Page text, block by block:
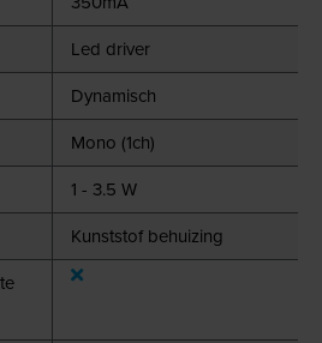
Led driver
Dynamisch
Mono (1ch)
1 - 3.5 W
Kunststof behuizing